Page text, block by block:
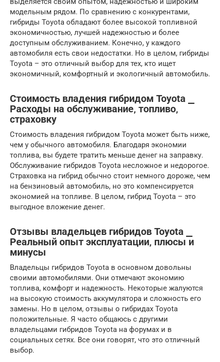
модельным рядом. По сравнению с конкурентами,
гибриды Toyota обладают более высокой топливной
экономичностью, лучшей надежностью и более
доступным обслуживанием. Конечно, у каждого
автомобиля есть свои недостатки. Но в целом, гибриды
Toyota – это отличный выбор для тех, кто ищет
экономичный, комфортный и экологичный автомобиль.
Стоимость владения гибридом Toyota ⎯
Расходы на обслуживание‚ топливо‚
страховку
Стоимость владения гибридом Toyota может быть ниже,
чем у обычного автомобиля. Благодаря экономии
топлива, вы будете тратить меньше денег на заправку.
Обслуживание гибридов Toyota несложное и недорогое.
Страховка на гибрид обычно стоит немного дороже, чем
на бензиновый автомобиль, но это компенсируется
экономией на топливе. В целом, гибрид Toyota – это
выгодное вложение денег.
Отзывы владельцев гибридов Toyota ⎯
Реальный опыт эксплуатации‚ плюсы и
минусы
Владельцы гибридов Toyota в основном довольны
своими автомобилями. Они отмечают экономию
топлива, комфорт и надежность. Некоторые жалуются
на высокую стоимость аккумулятора и сложность его
замены. Но в целом, отзывы о гибридах Toyota
положительные. Я часто общаюсь с другими
владельцами гибридов Toyota на форумах и в
социальных сетях. Все они говорят, что это отличный
выбор.